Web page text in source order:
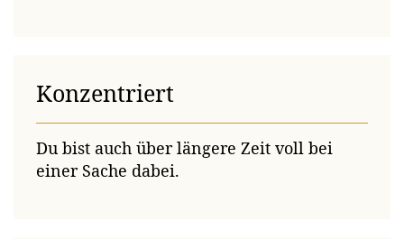
Konzentriert
Du bist auch über längere Zeit voll bei
einer Sache dabei.